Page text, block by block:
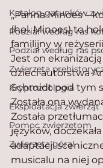
Katalog gatunków
Podział według ras
Podział według ras
Zwierzęta
Kryptozoologia
Eksploatacja zwierząt
Pomoc zwierzętom
Zwierzęta górą!
„Panna Minoes –
(hol. Minoes) to
familijny w
Jest on
dzieci autorstwa
Schmidt pod tym
Została ona
Została
języków,
adaptacji
musicalu na niej